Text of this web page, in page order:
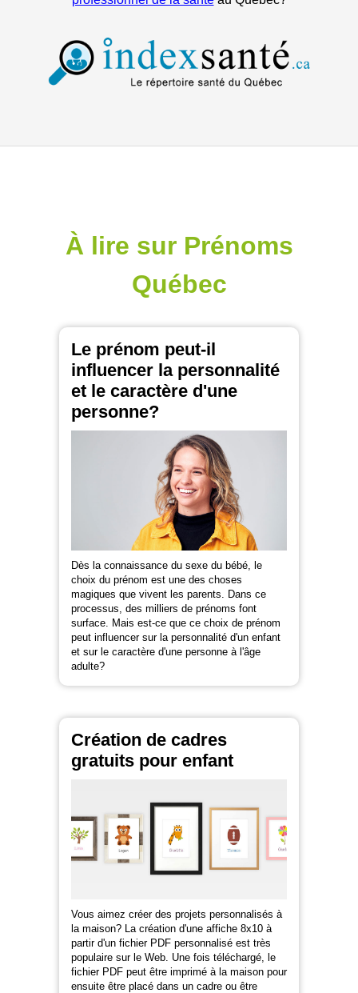
À lire sur Prénoms
Québec
Le prénom peut-il
influencer la personnalité
et le caractère d'une
personne?
Dès la connaissance du sexe du bébé, le
choix du prénom est une des choses
magiques que vivent les parents. Dans ce
processus, des milliers de prénoms font
surface. Mais est-ce que ce choix de prénom
peut influencer sur la personnalité d'un enfant
et sur le caractère d'une personne à l'âge
adulte?
Création de cadres
gratuits pour enfant
Vous aimez créer des projets personnalisés à
la maison? La création d'une affiche 8x10 à
partir d'un fichier PDF personnalisé est très
populaire sur le Web. Une fois téléchargé, le
fichier PDF peut être imprimé à la maison pour
ensuite être placé dans un cadre ou être